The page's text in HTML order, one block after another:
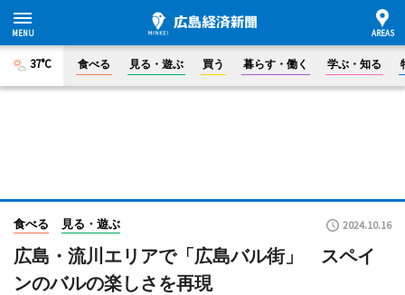
37°C 食べる 見る・遊ぶ 買う 暮らす・働く 学ぶ・知る
食べる 見る・遊ぶ 2024.10.16
広島・流川エリアで「広島バル街」 スペイ
ンのバルの楽しさを再現